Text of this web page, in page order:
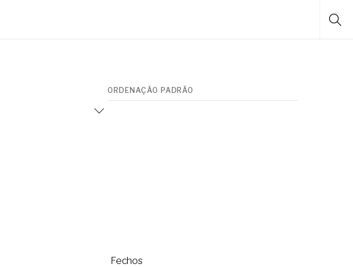
Fechos